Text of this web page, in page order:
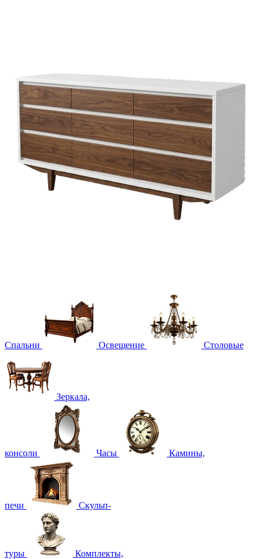
Спальни Освещение Столовые
Зеркала,
консоли Часы Камины,
печи Скульп-
туры Комплекты,